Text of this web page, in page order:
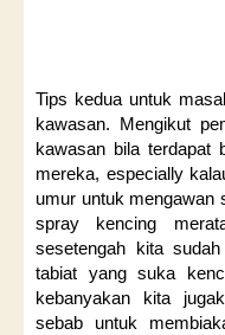
Tips kedua untuk
kawasan. Mengikut
kawasan bila terdapat
mereka, especially
umur untuk mengawan
spray kencing
sesetengah kita
tabiat yang suka
kebanyakan kita
sebab untuk